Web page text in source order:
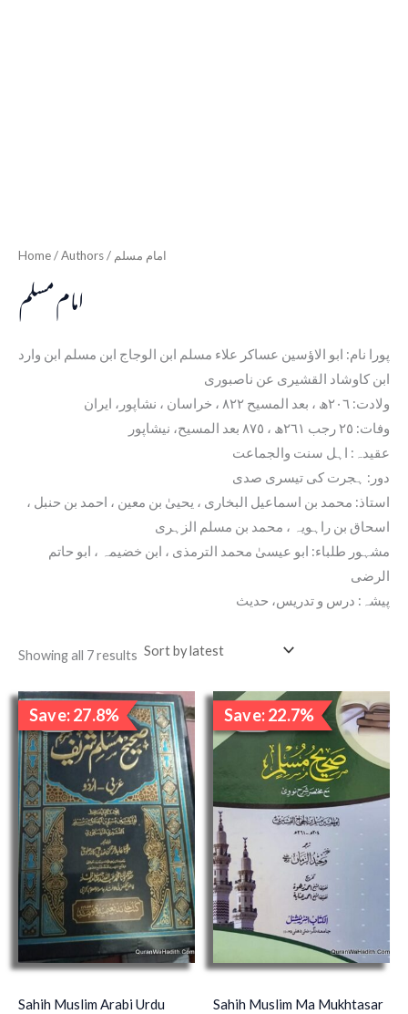
Home / Authors / امام مسلم
امام مسلم
پورا نام: ابو الاؤسین عساکر علاء مسلم ابن الوجاج ابن مسلم ابن وارد
ابن کاوشاد القشیری عن ناصبوری
ولادت: ٢٠٦ھ ، بعد المسیح ٨٢٢ ، خراسان ، نشاپور، ایران
وفات: ٢٥ رجب ٢٦١ھ ، ٨٧٥ بعد المسیح، نیشاپور
عقیدہ: اہل سنت والجماعت
دور: ہجرت کی تیسری صدی
استاذ: محمد بن اسماعیل البخاری ، یحییٰ بن معین ، احمد بن حنبل ،
اسحاق بن راہویہ ، محمد بن مسلم الزہری
مشہور طلباء: ابو عیسیٰ محمد الترمذی ، ابن خضیمہ ، ابو حاتم
الرضی
پیشہ: درس و تدریس، حدیث
Showing all 7 results
Save: 27.8%
Sale!
Sahih Muslim Arabi Urdu
Original
price
was:
₹1,800.00.
Current
price
is:
₹1,300.00.
Save: 22.7%
Sale!
Sahih Muslim Ma Mukhtasar
Original
price
was:
₹2,200.00.
price
is: